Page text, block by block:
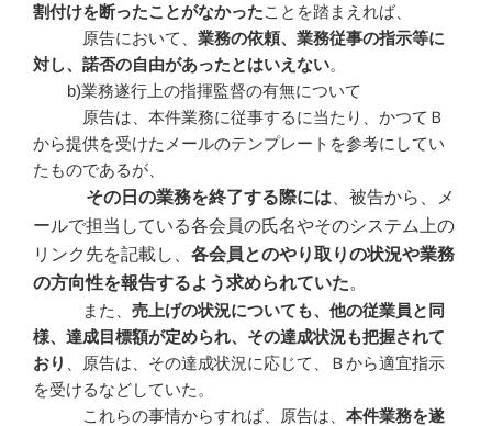
割付けを断ったことがなかったことを踏まえれば、
原告において、 業務の依頼、業務従事の指示等に
対し、諾否の自由があったとはいえない。
b)業務遂行上の指揮監督の有無について
原告は、本件業務に従事するに当たり、かつてＢ
から提供を受けたメールのテンプレートを参考にしてい
たものであるが、
その日の業務を終了する際には 、被告から、メ
ールで担当している各会員の氏名やそのシステム上の
リンク先を記載し、 各会員とのやり取りの状況や業務
の方向性を報告するよう求められていた。
また、 売上げの状況についても、他の従業員と同
様、達成目標額が定められ、その達成状況も把握されて
おり
、原告は、その達成状況に応じて、Ｂから適宜指示
を受けるなどしていた。
これらの事情からすれば、原告は、 本件業務を遂